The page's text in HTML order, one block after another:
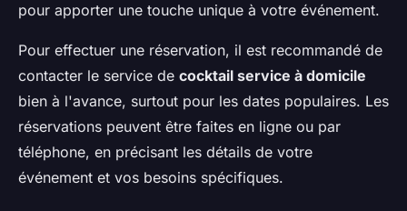
pour apporter une touche unique à votre événement.
Pour effectuer une réservation, il est recommandé de
contacter le service de cocktail service à domicile
bien à l'avance, surtout pour les dates populaires. Les
réservations peuvent être faites en ligne ou par
téléphone, en précisant les détails de votre
événement et vos besoins spécifiques.